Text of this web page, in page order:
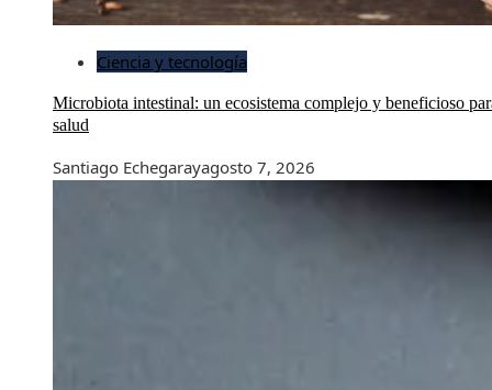
Ciencia y tecnología
Microbiota intestinal: un ecosistema complejo y beneficioso
salud
Santiago Echegarayagosto 7, 2026